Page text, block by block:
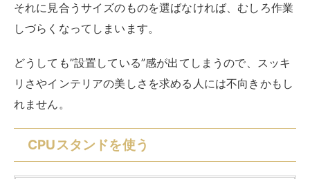
それに見合うサイズのものを選ばなければ、むしろ作業
しづらくなってしまいます。
どうしても”設置している”感が出てしまうので、スッキ
リさやインテリアの美しさを求める人には不向きかもし
れません。
CPUスタンドを使う